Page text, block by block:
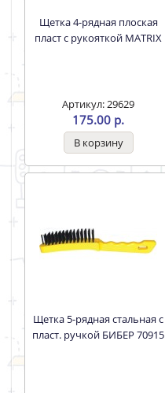
Щетка 4-рядная плоская
пласт с рукояткой MATRIX
Артикул: 29629
175.00 р.
Щетка 5-рядная стальная с
пласт. ручкой БИБЕР 70915